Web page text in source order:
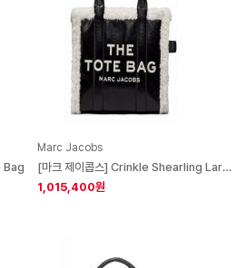
Bag
Marc Jacobs
[마크 제이콥스] Crinkle Shearling Large Tote Bag Black/White
1,015,400원